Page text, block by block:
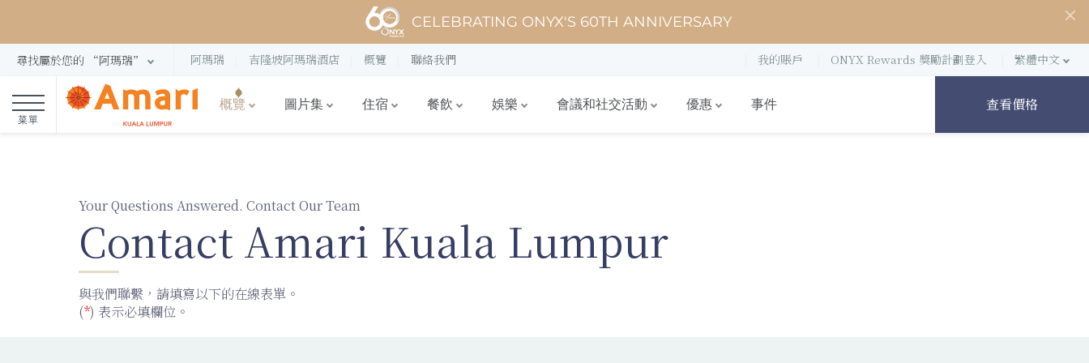
CELEBRATING ONYX'S 60TH ANNIVERSARY
尋找屬於您的 “阿瑪瑞” 阿瑪瑞 吉隆坡阿瑪瑞酒店 概覽 聯絡我們 我的賬戶 ONYX Rewards 獎勵計劃登入 繁體中文
菜單
概覽 圖片集 住宿 餐飲 娛樂 會議和社交活動 優惠 事件 查看價格
Your Questions Answered. Contact Our Team
Contact Amari Kuala Lumpur
與我們聯繫，請填寫以下的在線表單。
(*) 表示必填欄位。